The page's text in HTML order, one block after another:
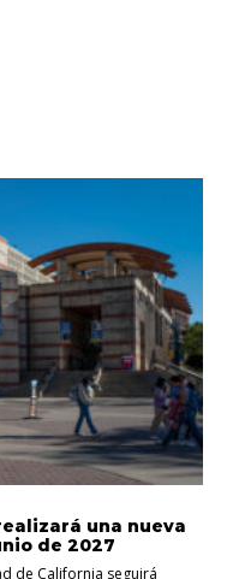
una nueva
de 2027
de California seguirá